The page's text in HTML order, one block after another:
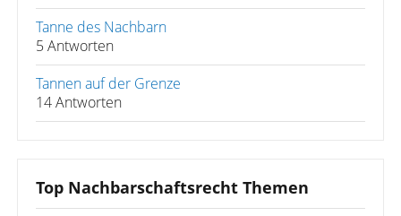
Tanne des Nachbarn
5 Antworten
Tannen auf der Grenze
14 Antworten
Top Nachbarschaftsrecht Themen